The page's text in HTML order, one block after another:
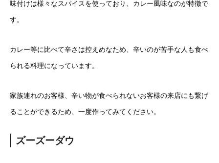
味付けは様々なスパイスを使っており、カレー風味なのが特徴で
す。
カレー等に比べて辛さは控えめなため、辛いのが苦手な人も食べ
られる料理になっています。
家族連れのお客様、辛い物が食べられないお客様の来店にも繋げ
ることができるため、一度作ってみてください。
ズーズーダウ